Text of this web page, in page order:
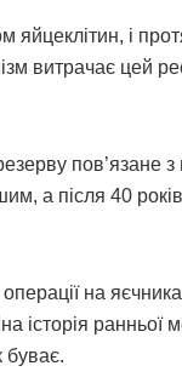
і
витрачає цей
пов’язане
а після 40
на
історія
буває.